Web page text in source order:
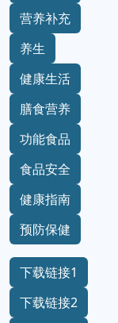
营养补充
养生
健康生活
膳食营养
功能食品
食品安全
健康指南
预防保健
下载链接1
下载链接2